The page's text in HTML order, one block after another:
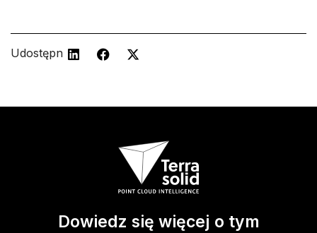
Udostępnij
Dowiedz się więcej o tym